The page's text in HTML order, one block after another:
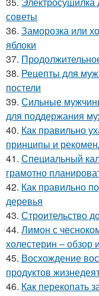
советы
36. Заморозка или
яблоки
37.
38. Рецепты для
постели
39. Сильные
для поддержания
40. Как правильно
принципы и
41. Специальный
грамотно
42. Как правильно
деревья
43. Строительство
44. Лимон с
холестерин – обзор
45. Восхождение
продуктов
46. Как перекопать